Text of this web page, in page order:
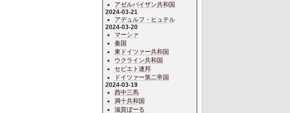
アゼルバイザン共和国
2024-03-21
アデュルフ・ヒュテル
2024-03-20
マーシァ
秦国
東ドイツァー共和国
ウクライン共和国
セビエト連邦
ドイツァー第二帝国
2024-03-19
西中三馬
満十共和国
滋賀ぼーる